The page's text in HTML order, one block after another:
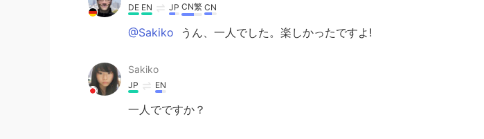
DE EN JP CN繁 CN
@Sakiko うん、一人でした。楽しかったですよ!
Sakiko
JP EN
一人でですか？